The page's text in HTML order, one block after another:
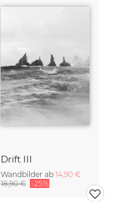
Drift III
Wandbilder ab 14,90 €
18,90 € -25%